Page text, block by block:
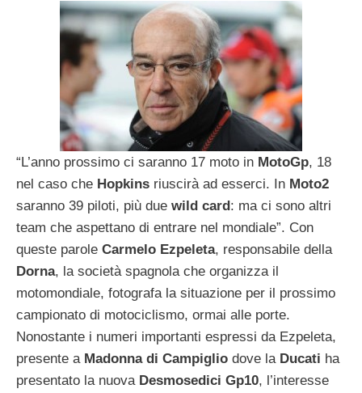
“L’anno prossimo ci saranno 17 moto in MotoGp, 18
nel caso che Hopkins riuscirà ad esserci. In Moto2
saranno 39 piloti, più due wild card: ma ci sono altri
team che aspettano di entrare nel mondiale”. Con
queste parole Carmelo Ezpeleta, responsabile della
Dorna, la società spagnola che organizza il
motomondiale, fotografa la situazione per il prossimo
campionato di motociclismo, ormai alle porte.
Nonostante i numeri importanti espressi da Ezpeleta,
presente a Madonna di Campiglio dove la Ducati ha
presentato la nuova Desmosedici Gp10, l’interesse